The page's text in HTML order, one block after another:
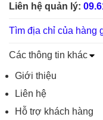
Liên hệ quản lý:
Tìm địa chỉ của hàng
Các thông tin khác
Giới thiệu
Liên hệ
Hỗ trợ khách hàng